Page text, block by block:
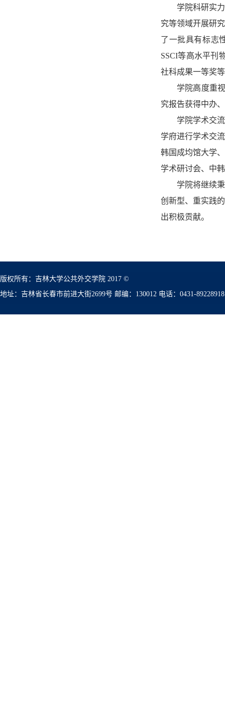
学院科研实
究等领域开展研
了一批具有标志
SSCI等高水平刊
社科成果一等奖
学院高度重
究报告获得中办
学院学术交
学府进行学术交
韩国成均馆大学
学术研讨会、中
学院将继续
创新型、重实践
出积极贡献。
版权所有：吉林大学公共外交学院 2017 ©
地址：吉林省长春市前进大街2699号 邮编：130012 电话：0431-89228918